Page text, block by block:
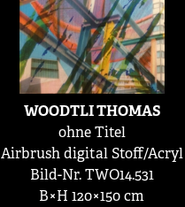
WOODTLI THOMAS
ohne Titel
Airbrush digital Stoff/Acryl
Bild-Nr. TWO14.531
B×H 120×150 cm